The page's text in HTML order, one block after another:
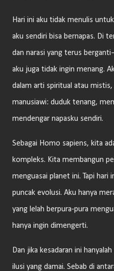
Hari ini aku tidak menulis
aku sendiri bisa bernapas. Di
dan narasi yang terus
aku juga tidak ingin menang.
dalam arti spiritual atau mistis,
manusiawi: duduk tenang,
mendengar napasku sendiri.
Sebagai Homo sapiens, kita
kompleks. Kita membangun
menguasai planet ini. Tapi hari
puncak evolusi. Aku hanya
yang lelah berpura-pura
hanya ingin dimengerti.
Dan jika kesadaran ini
ilusi yang damai. Sebab di